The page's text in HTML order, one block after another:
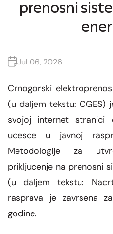
SMM Block Working
Energy community
Overhead line
CGES facilities
Organization
Shareholders assembly
Ownership structure
News and events
Video
International
Legislation
Secondary legislation
Regulatory framework
Internal documents
Personal data protection
Free information
prenosni
Jul 06, 2026
Crnogorski
(u daljem tekstu: CGES)
svojoj internet stranici
ucesce u javnoj
Metodologije za
prikljucenje na prenosni
(u daljem tekstu:
rasprava je zavrsena
godine.